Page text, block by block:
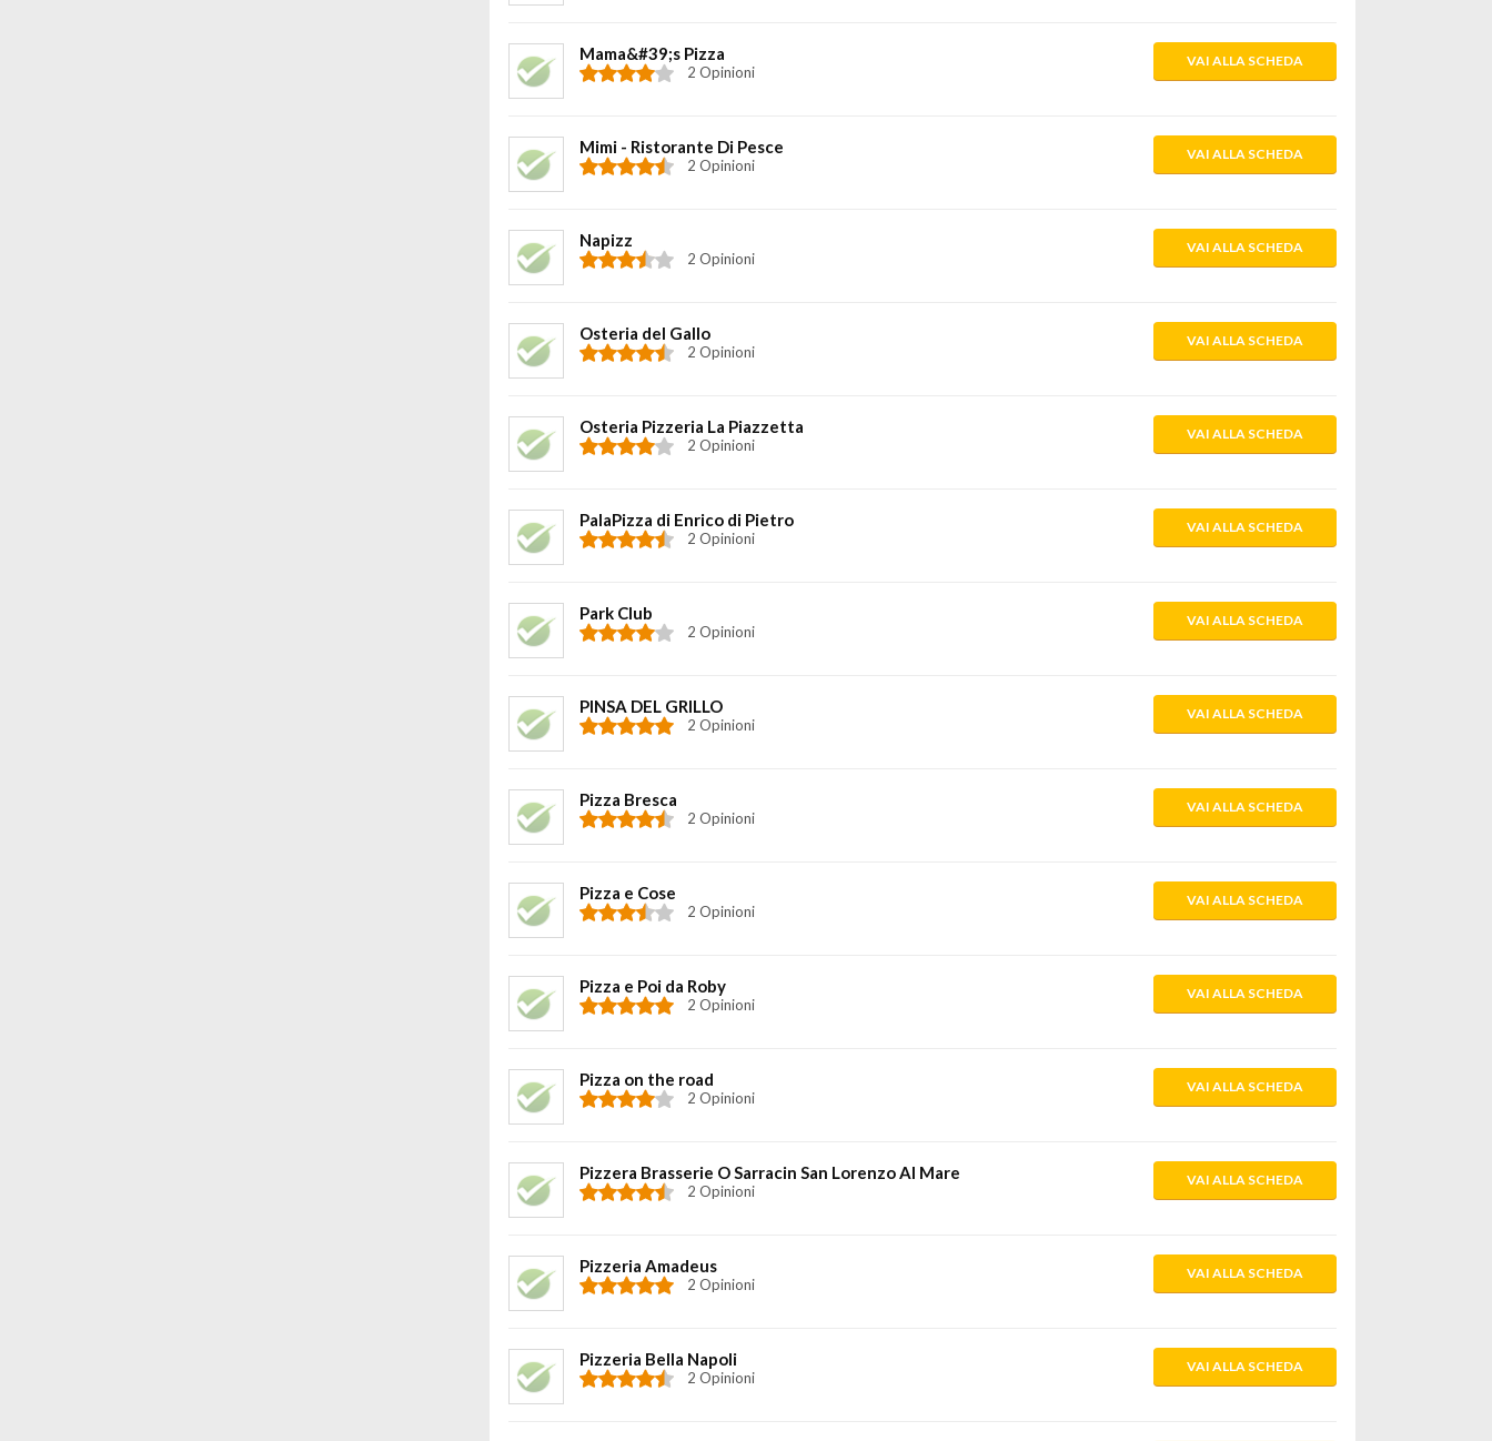
Mama&#39;s Pizza
2 Opinioni
VAI ALLA SCHEDA
Mimi - Ristorante Di Pesce
2 Opinioni
VAI ALLA SCHEDA
Napizz
2 Opinioni
VAI ALLA SCHEDA
Osteria del Gallo
2 Opinioni
VAI ALLA SCHEDA
Osteria Pizzeria La Piazzetta
2 Opinioni
VAI ALLA SCHEDA
PalaPizza di Enrico di Pietro
2 Opinioni
VAI ALLA SCHEDA
Park Club
2 Opinioni
VAI ALLA SCHEDA
PINSA DEL GRILLO
2 Opinioni
VAI ALLA SCHEDA
Pizza Bresca
2 Opinioni
VAI ALLA SCHEDA
Pizza e Cose
2 Opinioni
VAI ALLA SCHEDA
Pizza e Poi da Roby
2 Opinioni
VAI ALLA SCHEDA
Pizza on the road
2 Opinioni
VAI ALLA SCHEDA
Pizzera Brasserie O Sarracin San Lorenzo Al Mare
2 Opinioni
VAI ALLA SCHEDA
Pizzeria Amadeus
2 Opinioni
VAI ALLA SCHEDA
Pizzeria Bella Napoli
2 Opinioni
VAI ALLA SCHEDA